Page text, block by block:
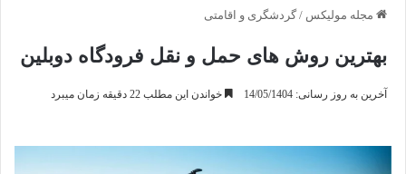
مجله مولیکس / گردشگری و اقامتی
بهترین روش های حمل و نقل فرودگاه دوبلین
آخرین به روز رسانی: 14/05/1404 خواندن این مطلب 22 دقیقه زمان میبرد